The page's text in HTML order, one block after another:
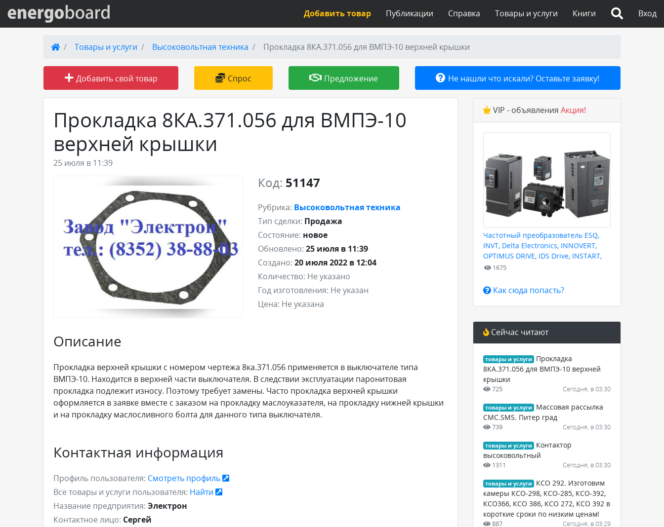
Вход на сайт
Поиск по сайту
Публикации
Добавить товар или услугу
Вход
Книги
Товары и услуги
Справка
Публикации
Добавить товар
Товары и услуги Высоковольтная техника Прокладка 8КА.371.056 для ВМПЭ-10 верхней крышки
Добавить свой товар Спрос Предложение Не нашли что искали? Оставьте заявку!
Прокладка 8КА.371.056 для ВМПЭ-10
верхней крышки
25 июля в 11:39
Код: 51147
Рубрика: Высоковольтная техника
Тип сделки: Продажа
Состояние: новое
Обновлено: 25 июля в 11:39
Создано: 20 июля 2022 в 12:04
Количество: Не указано
Год изготовления: Не указан
Цена: Не указана
Описание
Прокладка верхней крышки с номером чертежа 8ка.371.056 применяется в выключателе типа
ВМПЭ-10. Находится в верхней части выключателя. В следствии эксплуатации паронитовая
прокладка подлежит износу. Поэтому требует замены. Часто прокладка верхней крышки
оформляется в заявке вместе с заказом на прокладку маслоуказателя, на прокладку нижней крышки
и на прокладку маслосливного болта для данного типа выключателя.
Контактная информация
Профиль пользователя: Смотреть профиль
Все товары и услуги пользователя: Найти
Название предприятия: Электрон
Контактное лицо: Сергей
VIP - объявления Акция!
Частотный преобразователь ESQ,
INVT, Delta Electronics, INNOVERT,
OPTIMUS DRIVE, IDS Drive, INSTART,
HYUNDAI для любых задач
1675
Как сюда попасть?
Сейчас читают
товары и услуги
Прокладка
8КА.371.056 для ВМПЭ-10 верхней
крышки
725 Сегодня, в 03:30
товары и услуги
Массовая рассылка
СМС.SMS. Питер град
739 Сегодня, в 03:30
товары и услуги
Контактор
высоковольтный
1311 Сегодня, в 03:30
товары и услуги
КСО 292. Изготовим
камеры КСО-298, КСО-285, КСО-392,
КСО366, КСО 386, КСО 272, КСО 392 в
короткие сроки по низким ценам!
887 Сегодня, в 03:29